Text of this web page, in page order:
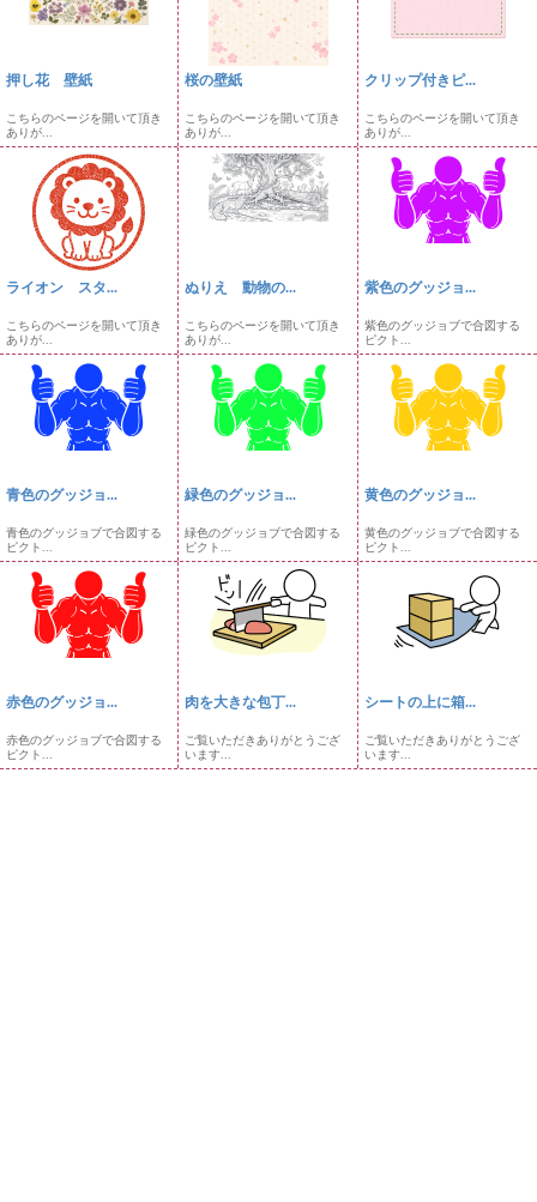
押し花 壁紙
こちらのページを開いて頂き
ありが...
桜の壁紙
こちらのページを開いて頂き
ありが...
クリップ付きピ...
こちらのページを開いて頂き
ありが...
ライオン スタ...
こちらのページを開いて頂き
ありが...
ぬりえ 動物の...
こちらのページを開いて頂き
ありが...
紫色のグッジョ...
紫色のグッジョブで合図する
ピクト...
青色のグッジョ...
青色のグッジョブで合図する
ピクト...
緑色のグッジョ...
緑色のグッジョブで合図する
ピクト...
黄色のグッジョ...
黄色のグッジョブで合図する
ピクト...
赤色のグッジョ...
赤色のグッジョブで合図する
ピクト...
肉を大きな包丁...
ご覧いただきありがとうござ
います...
シートの上に箱...
ご覧いただきありがとうござ
います...